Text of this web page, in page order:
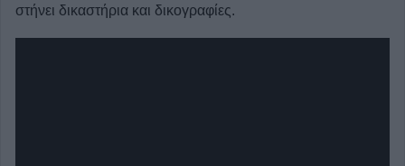
στήνει δικαστήρια και δικογραφίες.